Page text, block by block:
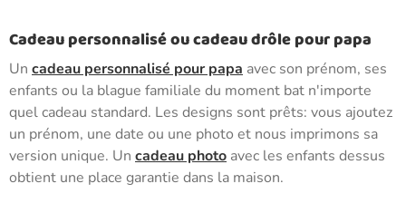
Cadeau personnalisé ou cadeau drôle pour papa
Un cadeau personnalisé pour papa avec son prénom, ses
enfants ou la blague familiale du moment bat n'importe
quel cadeau standard. Les designs sont prêts: vous ajoutez
un prénom, une date ou une photo et nous imprimons sa
version unique. Un cadeau photo avec les enfants dessus
obtient une place garantie dans la maison.